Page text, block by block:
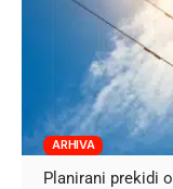
ARHIVA
Planirani prekidi